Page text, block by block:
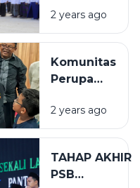
GELAR APEL
HSN 2024 M
2 years ago
Komunitas
Perupa
Gelar
Pameran
di Ponpes
Assirojiyyah
2 years ago
TAHAP AKHIR
PSB